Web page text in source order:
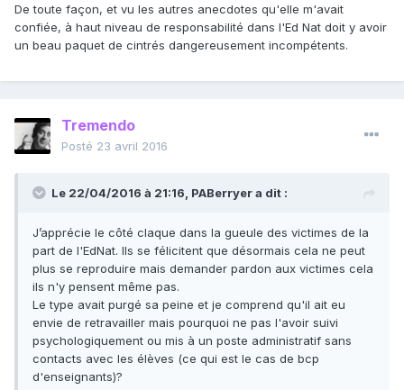
De toute façon, et vu les autres anecdotes qu'elle m'avait
confiée, à haut niveau de responsabilité dans l'Ed Nat doit y avoir
un beau paquet de cintrés dangereusement incompétents.
Tremendo
Posté 23 avril 2016
Le 22/04/2016 à 21:16, PABerryer a dit :
J’apprécie le côté claque dans la gueule des victimes de la
part de l'EdNat. Ils se félicitent que désormais cela ne peut
plus se reproduire mais demander pardon aux victimes cela
ils n'y pensent même pas.
Le type avait purgé sa peine et je comprend qu'il ait eu
envie de retravailler mais pourquoi ne pas l'avoir suivi
psychologiquement ou mis à un poste administratif sans
contacts avec les élèves (ce qui est le cas de bcp
d'enseignants)?